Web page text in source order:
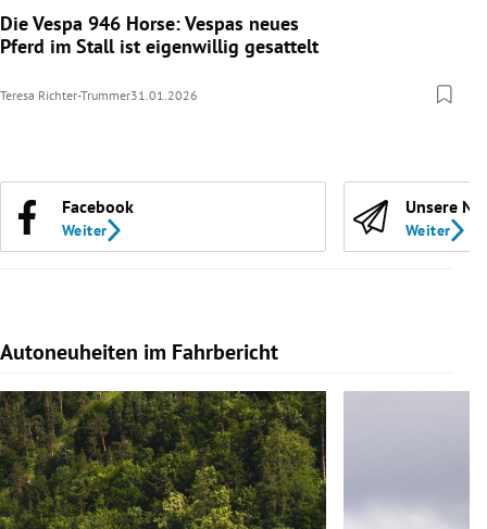
Die Vespa 946 Horse: Vespas neues
Pferd im Stall ist eigenwillig gesattelt
Teresa Richter-Trummer31.01.2026
Facebook
Weiter
Unsere
Weiter
Autoneuheiten im Fahrbericht
Slide 1 von 7